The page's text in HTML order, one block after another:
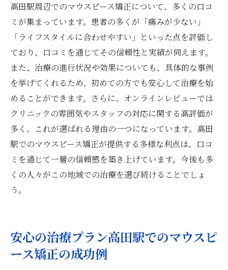
高田駅周辺でのマウスピース矯正について、多くの口コ
ミが集まっています。患者の多くが「痛みが少ない」
「ライフスタイルに合わせやすい」といった点を評価し
ており、口コミを通じてその信頼性と実績が伺えます。
また、治療の進行状況や効果についても、具体的な事例
を挙げてくれるため、初めての方でも安心して治療を始
めることができます。さらに、オンラインレビューでは
クリニックの雰囲気やスタッフの対応に関する高評価が
多く、これが選ばれる理由の一つになっています。高田
駅でのマウスピース矯正が提供する多様な利点は、口コ
ミを通じて一層の信頼感を築き上げています。今後も多
くの人々がこの地域での治療を選び続けることでしょ
う。
安心の治療プラン高田駅でのマウスピ
ース矯正の成功例